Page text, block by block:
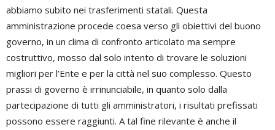
abbiamo subito nei trasferimenti statali. Questa
amministrazione procede coesa verso gli obiettivi del buono
governo, in un clima di confronto articolato ma sempre
costruttivo, mosso dal solo intento di trovare le soluzioni
migliori per l’Ente e per la città nel suo complesso. Questo
prassi di governo è irrinunciabile, in quanto solo dalla
partecipazione di tutti gli amministratori, i risultati prefissati
possono essere raggiunti. A tal fine rilevante è anche il